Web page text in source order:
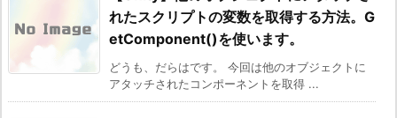
れたスクリプトの変数を取得する方法。G
etComponent()を使います。
どうも、だらはです。 今回は他のオブジェクトに
アタッチされたコンポーネントを取得 ...